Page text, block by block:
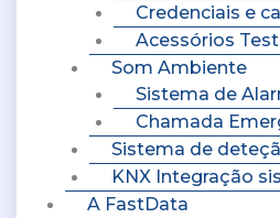
Credenciais e
Acessórios
Som Ambiente
Sistema de
Chamada
Sistema de
KNX Integração
A FastData